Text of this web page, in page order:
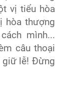
vị tiểu hòa
hòa thượng
mình...
câu thoại
giữ lễ! Đừng